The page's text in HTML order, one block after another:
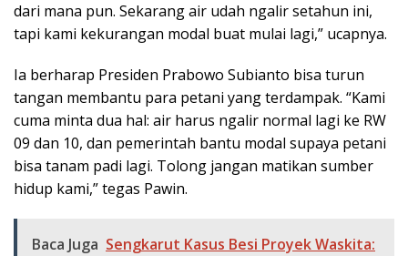
dari mana pun. Sekarang air udah ngalir setahun ini,
tapi kami kekurangan modal buat mulai lagi,” ucapnya.
Ia berharap Presiden Prabowo Subianto bisa turun
tangan membantu para petani yang terdampak. “Kami
cuma minta dua hal: air harus ngalir normal lagi ke RW
09 dan 10, dan pemerintah bantu modal supaya petani
bisa tanam padi lagi. Tolong jangan matikan sumber
hidup kami,” tegas Pawin.
Baca Juga Sengkarut Kasus Besi Proyek Waskita: